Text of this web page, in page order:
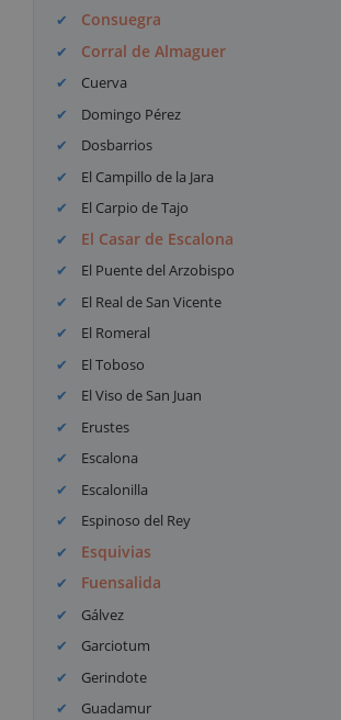
Consuegra
Corral de Almaguer
Cuerva
Domingo Pérez
Dosbarrios
El Campillo de la Jara
El Carpio de Tajo
El Casar de Escalona
El Puente del Arzobispo
El Real de San Vicente
El Romeral
El Toboso
El Viso de San Juan
Erustes
Escalona
Escalonilla
Espinoso del Rey
Esquivias
Fuensalida
Gálvez
Garciotum
Gerindote
Guadamur